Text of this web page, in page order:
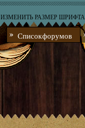
ИЗМЕНИТЬ РАЗМЕР ШРИФТА
Список форумов